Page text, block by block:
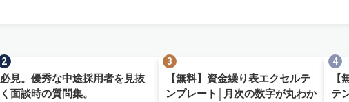
必見。優秀な中途採用者を見抜
く面談時の質問集。
【無料】資金繰り表エクセルテ
ンプレート│月次の数字が丸わか
【
テ